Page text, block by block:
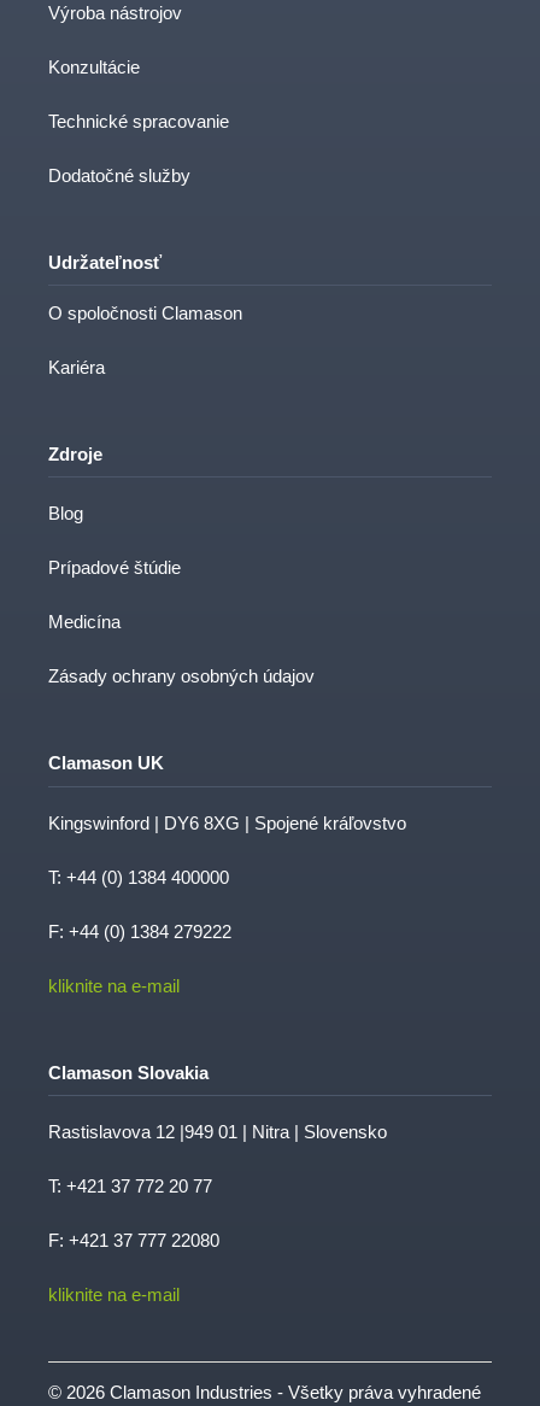
Výroba nástrojov
Konzultácie
Technické spracovanie
Dodatočné služby
Udržateľnosť
O spoločnosti Clamason
Kariéra
Zdroje
Blog
Prípadové štúdie
Medicína
Zásady ochrany osobných údajov
Clamason UK
Kingswinford | DY6 8XG | Spojené kráľovstvo
T: +44 (0) 1384 400000
F: +44 (0) 1384 279222
kliknite na e-mail
Clamason Slovakia
Rastislavova 12 |949 01 | Nitra | Slovensko
T: +421 37 772 20 77
F: +421 37 777 22080
kliknite na e-mail
© 2026 Clamason Industries - Všetky práva vyhradené